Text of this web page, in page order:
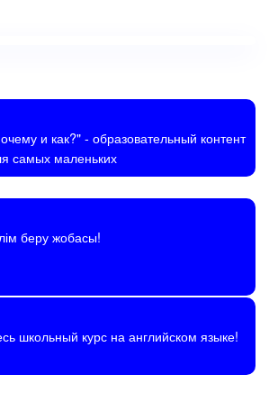
и как?"- образовательный контент
самых маленьких
беру жобасы!
школьный курс на английском языке!